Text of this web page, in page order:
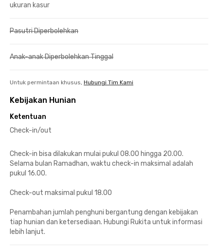
ukuran kasur
Pasutri Diperbolehkan
Anak-anak Diperbolehkan Tinggal
Untuk permintaan khusus, Hubungi Tim Kami
Kebijakan Hunian
Ketentuan
Check-in/out
Check-in bisa dilakukan mulai pukul 08.00 hingga 20.00.
Selama bulan Ramadhan, waktu check-in maksimal adalah
pukul 16.00.
Check-out maksimal pukul 18.00
Penambahan jumlah penghuni bergantung dengan kebijakan
tiap hunian dan ketersediaan. Hubungi Rukita untuk informasi
lebih lanjut.